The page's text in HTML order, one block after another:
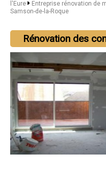
l'Eure
Entreprise rénovation de
Samson-de-la-Roque
Rénovation des